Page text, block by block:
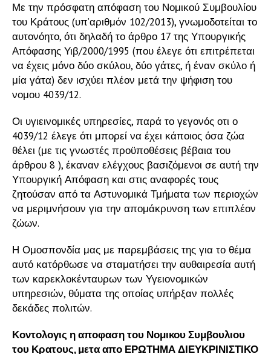
Με την πρόσφατη απόφαση του Νομικού Συμβουλίου
του Κράτους (υπ’αριθμόν 102/2013), γνωμοδοτείται το
αυτονόητο, ότι δηλαδή το άρθρο 17 της Υπουργικής
Απόφασης Υιβ/2000/1995 (που έλεγε ότι επιτρέπεται
να έχεις μόνο δύο σκύλου, δύο γάτες, ή έναν σκύλο ή
μία γάτα) δεν ισχύει πλέον μετά την ψήφιση του
νομου 4039/12.
Οι υγιεινομικές υπηρεσίες, παρά το γεγονός οτι ο
4039/12 έλεγε ότι μπορεί να έχει κάποιος όσα ζώα
θέλει (με τις γνωστές προϋποθέσεις βέβαια του
άρθρου 8 ), έκαναν ελέγχους βασιζόμενοι σε αυτή την
Υπουργική Απόφαση και στις αναφορές τους
ζητούσαν από τα Αστυνομικά Τμήματα των περιοχών
να μεριμνήσουν για την απομάκρυνση των επιπλέον
ζώων.
Η Ομοσπονδία μας με παρεμβάσεις της για το θέμα
αυτό κατόρθωσε να σταματήσει την αυθαιρεσία αυτή
των καρεκλοκένταυρων των Υγειονομικών
υπηρεσιών, θύματα της οποίας υπήρξαν πολλές
δεκάδες πολιτών.
Κοντολογις η αποφαση του Νομικου Συμβουλιου
του Κρατους, μετα απο ΕΡΩΤΗΜΑ ΔΙΕΥΚΡΙΝΙΣΤΙΚΟ